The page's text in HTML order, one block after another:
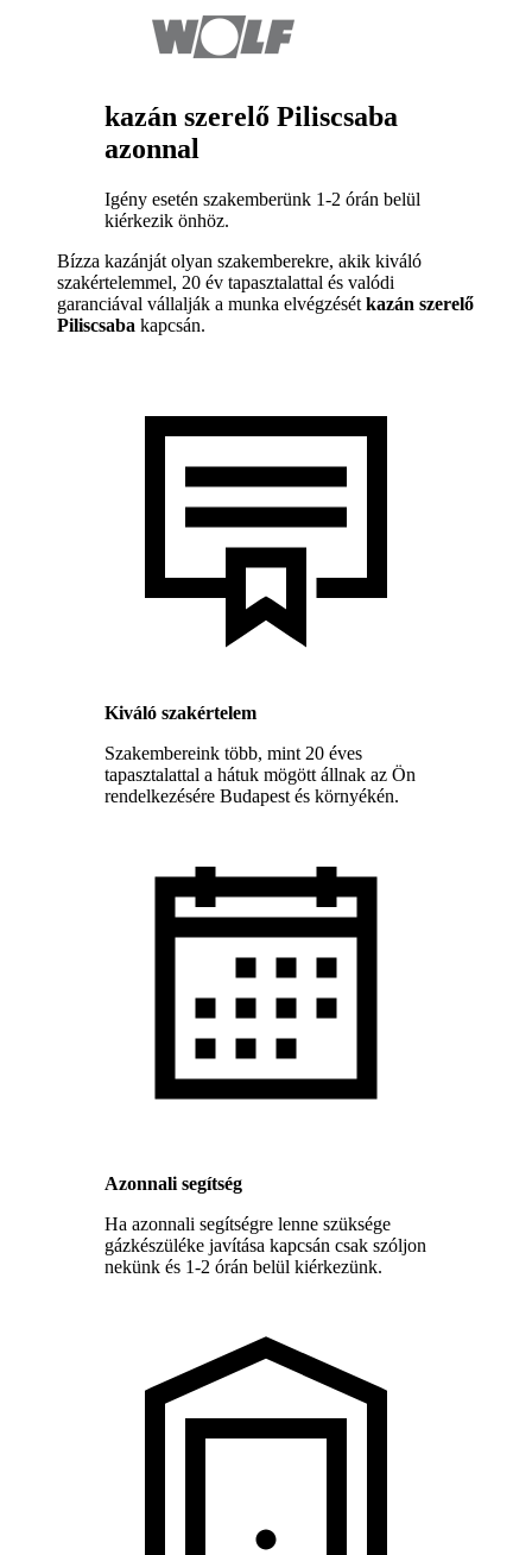
kazán szerelő Piliscsaba
azonnal
Igény esetén szakemberünk 1-2 órán belül
kiérkezik önhöz.
Bízza kazánját olyan szakemberekre, akik kiváló
szakértelemmel, 20 év tapasztalattal és valódi
garanciával vállalják a munka elvégzését kazán szerelő
Piliscsaba kapcsán.
Kiváló szakértelem
Szakembereink több, mint 20 éves
tapasztalattal a hátuk mögött állnak az Ön
rendelkezésére Budapest és környékén.
Azonnali segítség
Ha azonnali segítségre lenne szüksége
gázkészüléke javítása kapcsán csak szóljon
nekünk és 1-2 órán belül kiérkezünk.